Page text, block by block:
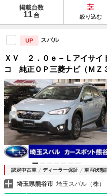
掲載台数
11 台 絞り込む
UP スバル
ＸＶ ２．０ｅ－Ｌアイサイ
コ 純正ＯＰ三菱ナビ（ＭＺ
コ ＥＴＣ２．０ ルーフレ
ト／左サイド／バックカメ
ド ワンオーナーリヤソナー
認定中古車 ディーラー保証 車両状態
埼玉県熊谷市 埼玉スバル（株